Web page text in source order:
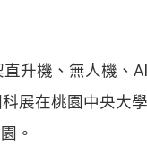
升機、無人機、 AI
展在桃園中央大
。